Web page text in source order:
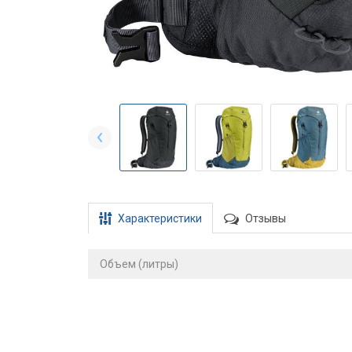
Характеристики Отзывы
Объем (литры)